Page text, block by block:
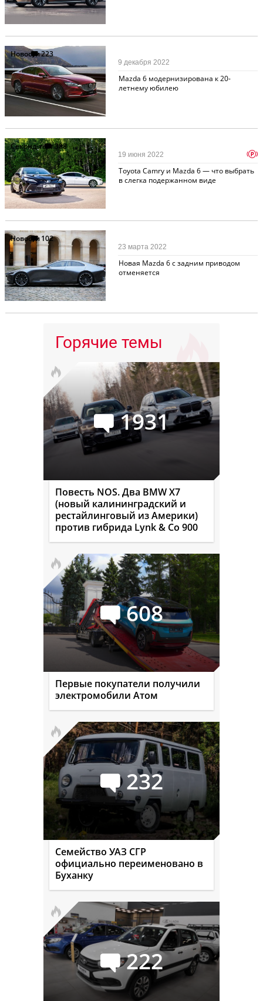
Новости223
Mazda 6 модернизирована к 20-
летнему юбилею
9 декабря 2022
Секонд-тест388
Toyota Camry и Mazda 6 — что выбрать
в слегка подержанном виде
19 июня 2022 p
Новости102
Новая Mazda 6 с задним приводом
отменяется
23 марта 2022
Горячие темы
1931
Повесть NOS. Два BMW X7
(новый калининградский и
рестайлинговый из Америки)
против гибрида Lynk & Co 900
608
Первые покупатели получили
электромобили Атом
232
Семейство УАЗ СГР
официально переименовано в
Буханку
222